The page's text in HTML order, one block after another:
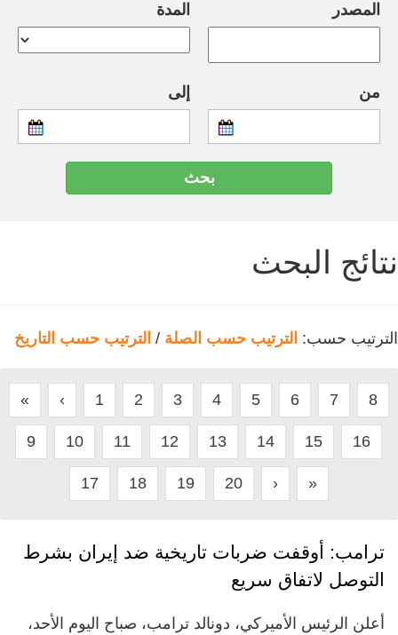
المصدر المدة
من إلى
نتائج البحث
الترتيب حسب: الترتيب حسب الصلة / الترتيب حسب التاريخ
« ‹ 1 2 3 4 5 6 7 8
9 10 11 12 13 14 15 16
17 18 19 20 › »
ترامب: أوقفت ضربات تاريخية ضد إيران بشرط
التوصل لاتفاق سريع
أعلن الرئيس الأميركي، دونالد ترامب، صباح اليوم الأحد،